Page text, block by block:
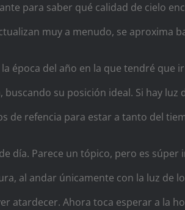
para saber qué calidad de cielo
muy a menudo, se aproxima
época del año en la que tendré
su posición ideal. Si hay
de refencia para estar a tanto del
día. Parece un tópico, pero es
al andar únicamente con la luz de
atardecer. Ahora toca esperar a la